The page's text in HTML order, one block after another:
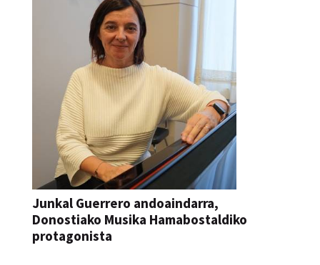
Junkal Guerrero andoaindarra,
Donostiako Musika Hamabostaldiko
protagonista